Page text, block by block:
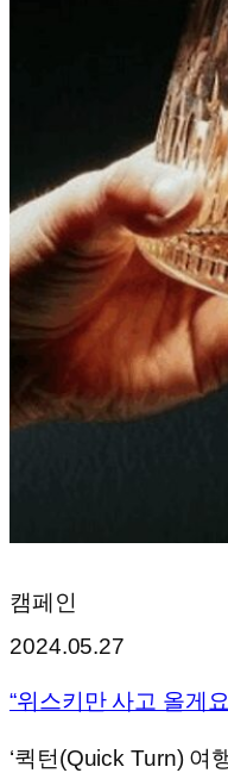
캠페인
2024.05.27
“위스키만 사고 올게
‘퀵턴(Quick Turn) 여